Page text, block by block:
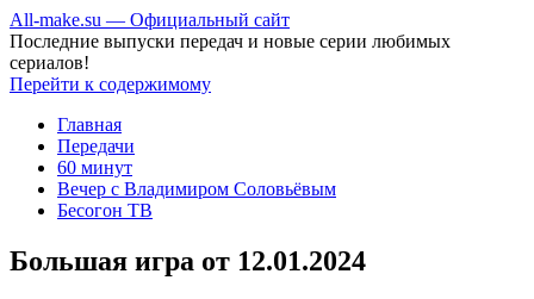
All-make.su — Официальный сайт
Последние выпуски передач и новые серии любимых
сериалов!
Перейти к содержимому
Главная
Передачи
60 минут
Вечер с Владимиром Соловьёвым
Бесогон ТВ
Большая игра от 12.01.2024